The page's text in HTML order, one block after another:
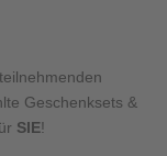
Geschenksets &
SIE!